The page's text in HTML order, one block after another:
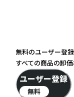
無料のユーザー登
すべての商品の卸
ユーザー登録
無料